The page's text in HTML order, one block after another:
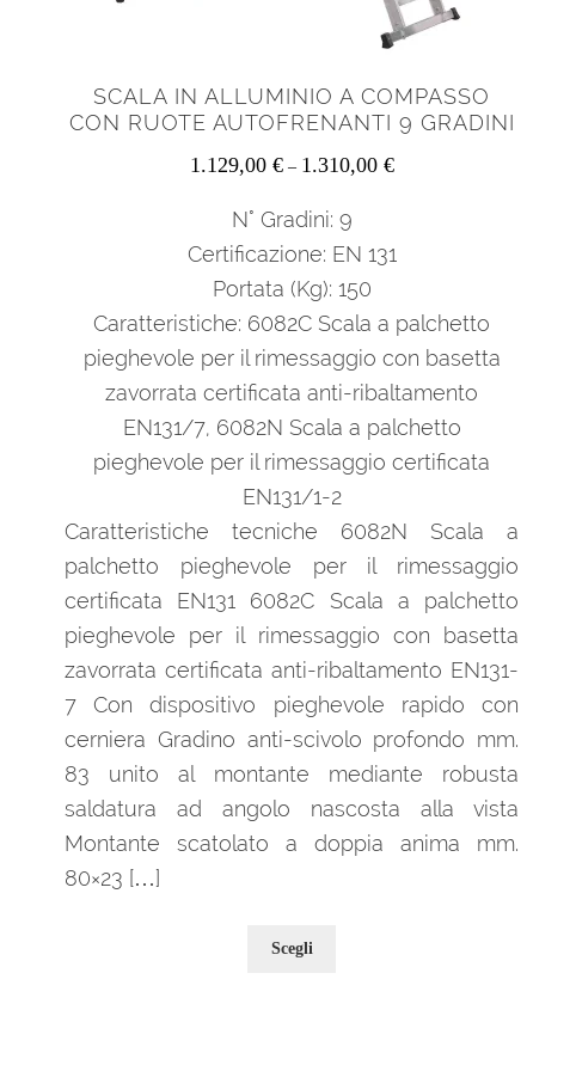
SCALA IN ALLUMINIO A COMPASSO
CON RUOTE AUTOFRENANTI 9 GRADINI
1.129,00 €– 1.310,00 €
N° Gradini: 9
Certificazione: EN 131
Portata (Kg): 150
Caratteristiche: 6082C Scala a palchetto
pieghevole per il rimessaggio con basetta
zavorrata certificata anti-ribaltamento
EN131/7, 6082N Scala a palchetto
pieghevole per il rimessaggio certificata
EN131/1-2
Caratteristiche tecniche 6082N Scala a
palchetto pieghevole per il rimessaggio
certificata EN131 6082C Scala a palchetto
pieghevole per il rimessaggio con basetta
zavorrata certificata anti-ribaltamento EN131-
7 Con dispositivo pieghevole rapido con
cerniera Gradino anti-scivolo profondo mm.
83 unito al montante mediante robusta
saldatura ad angolo nascosta alla vista
Montante scatolato a doppia anima mm.
80×23 […]
Scegli